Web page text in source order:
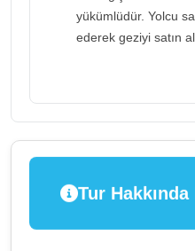
yükümlüdür. Yolcu
ederek geziyi satın
Tur